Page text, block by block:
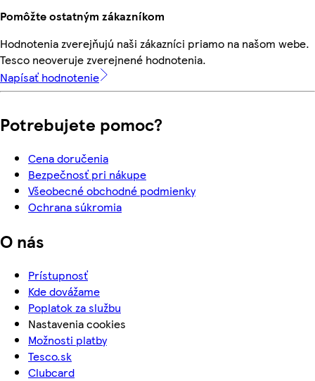
Pomôžte ostatným zákazníkom
Hodnotenia zverejňujú naši zákazníci priamo na našom webe.
Tesco neoveruje zverejnené hodnotenia.
Napísať hodnotenie
Potrebujete pomoc?
Cena doručenia
Bezpečnosť pri nákupe
Všeobecné obchodné podmienky
Ochrana súkromia
O nás
Prístupnosť
Kde dovážame
Poplatok za službu
Nastavenia cookies
Možnosti platby
Tesco.sk
Clubcard